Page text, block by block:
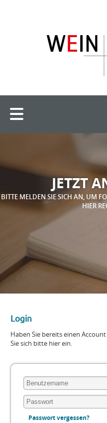
JETZT
BITTE MELDEN SIE SICH AN, UM
HIER
Login
Haben Sie bereits einen
Sie sich bitte hier ein.
Passwort vergessen?